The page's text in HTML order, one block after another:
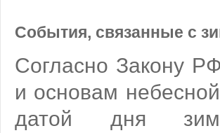
События, связанные с
Согласно Закону
и основам
датой дня